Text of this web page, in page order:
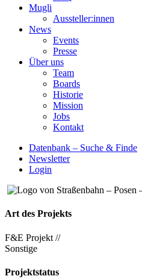
Mugli
Aussteller:innen
News
Events
Presse
Über uns
Team
Boards
Historie
Mission
Jobs
Kontakt
Datenbank – Suche & Finde
Newsletter
Login
Art des Projekts
F&E Projekt //
Sonstige
Projektstatus